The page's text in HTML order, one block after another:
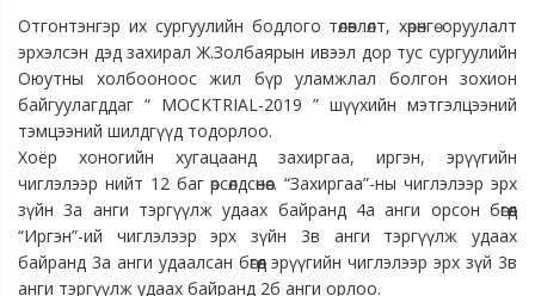
Отгонтэнгэр их сургуулийн бодлого төлөвлөлт, хөрөнгө оруулалт
эрхэлсэн дэд захирал Ж.Золбаярын ивээл дор тус сургуулийн
Оюутны холбооноос жил бүр уламжлал болгон зохион
байгуулагддаг “ MOCKTRIAL-2019 ” шүүхийн мэтгэлцээний
тэмцээний шилдгүүд тодорлоо.
Хоёр хоногийн хугацаанд захиргаа, иргэн, эрүүгийн
чиглэлээр нийт 12 баг өрсөлдсөнөөс. “Захиргаа”-ны чиглэлээр эрх
зүйн 3а анги тэргүүлж удаах байранд 4а анги орсон бөгөөд
“Иргэн”-ий чиглэлээр эрх зүйн 3в анги тэргүүлж удаах
байранд 3а анги удаалсан бөгөөд эрүүгийн чиглэлээр эрх зүй 3в
анги тэргүүлж удаах байранд 2б анги орлоо.